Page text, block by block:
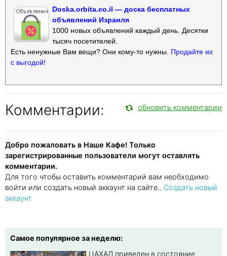
Doska.orbita.co.il — доска бесплатных
объявлений Израиля
1000 новых объявлений каждый день. Десятки
тысяч посетителей.
Есть ненужные Вам вещи? Они кому-то нужны. Продайте их
с выгодой!
Комментарии: обновить комментарии
Добро пожаловать в Наше Кафе! Только
зарегистрированные пользователи могут оставлять
комментарии.
Для того чтобы оставить комментарий вам необходимо
войти или создать новый аккаунт на сайте.. Создать новый
аккаунт
Самое популярное за неделю:
ЦАХАЛ приведен в состояние